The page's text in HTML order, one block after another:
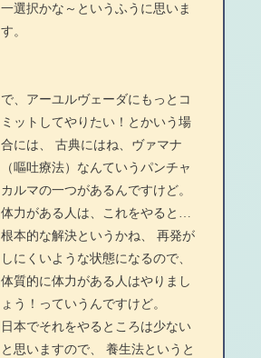
一選択かな～というふうに思いま
す。
で、アーユルヴェーダにもっとコ
ミットしてやりたい！とかいう場
合には、 古典にはね、ヴァマナ
（嘔吐療法）なんていうパンチャ
カルマの一つがあるんですけど。
体力がある人は、これをやると…
根本的な解決というかね、 再発が
しにくいような状態になるので、
体質的に体力がある人はやりまし
ょう！っていうんですけど。
日本でそれをやるところは少ない
と思いますので、 養生法というと